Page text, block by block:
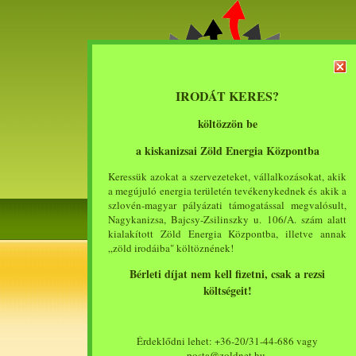
IRODÁT KERES?
költözzön be
a kiskanizsai Zöld Energia Központba
Keressük azokat a szervezeteket, vállalkozásokat, akik
a megújuló energia területén tevékenykednek és akik a
szlovén-magyar pályázati támogatással megvalósult,
Nagykanizsa, Bajcsy-Zsilinszky u. 106/A. szám alatt
kialakított Zöld Energia Központba, illetve annak
„zöld irodáiba" költöznének!
Bérleti díjat nem kell fizetni, csak a rezsi
költségeit!
Érdeklődni lehet: +36-20/31-44-686 vagy
Menü
Introduction